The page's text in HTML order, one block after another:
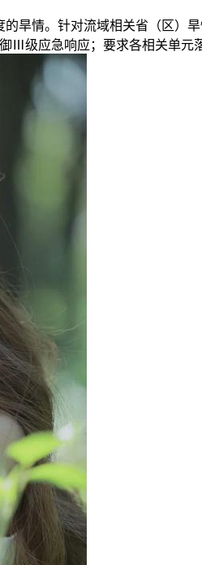
情。针对流域相关省（区）
级应急响应；要求各相关单元